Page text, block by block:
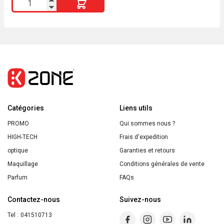
de
Coolmint
500ml
Catégories
PROMO
HIGH-TECH
optique
Maquillage
Parfum
Liens utils
Qui sommes nous ?
Frais d'expedition
Garanties et retours
Conditions générales de vente
FAQs
Contactez-nous
Tel : 041510713
Suivez-nous